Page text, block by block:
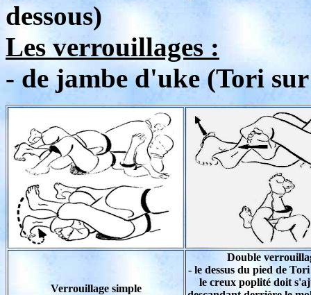
dessous)
Les verrouillages :
- de jambe d'uke (Tori
Verrouillage simple
Double
- le dessus du pied de
le creux poplité doit